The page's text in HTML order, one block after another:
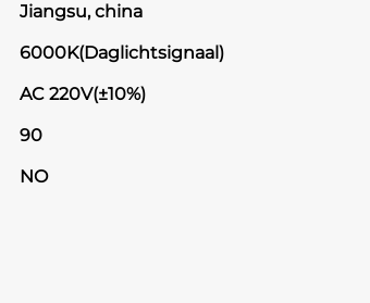
Jiangsu, china
6000K(Daglichtsignaal)
AC 220V(±10%)
90
NO